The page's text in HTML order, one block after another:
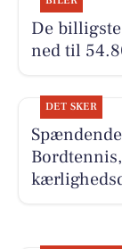
De
ned til
DET SKER